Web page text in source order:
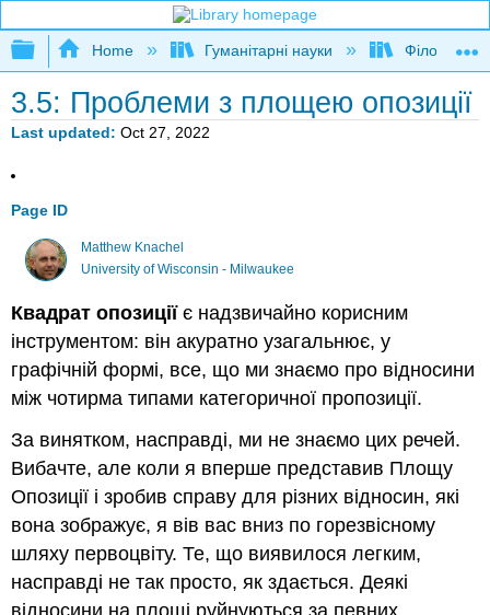
Expand/collapse global hierarchy
Home Гуманітарні науки Філософія
3.5: Проблеми з площею опозиції
Last updated Oct 27, 2022
Page ID
Matthew Knachel
University of Wisconsin - Milwaukee
Квадрат опозиціїє надзвичайно корисним
інструментом: він акуратно узагальнює, у
графічній формі, все, що ми знаємо про відносини
між чотирма типами категоричної пропозиції.
За винятком, насправді, ми не знаємо цих речей.
Вибачте, але коли я вперше представив Площу
Опозиції і зробив справу для різних відносин, які
вона зображує, я вів вас вниз по горезвісному
шляху первоцвіту. Те, що виявилося легким,
насправді не так просто, як здається. Деякі